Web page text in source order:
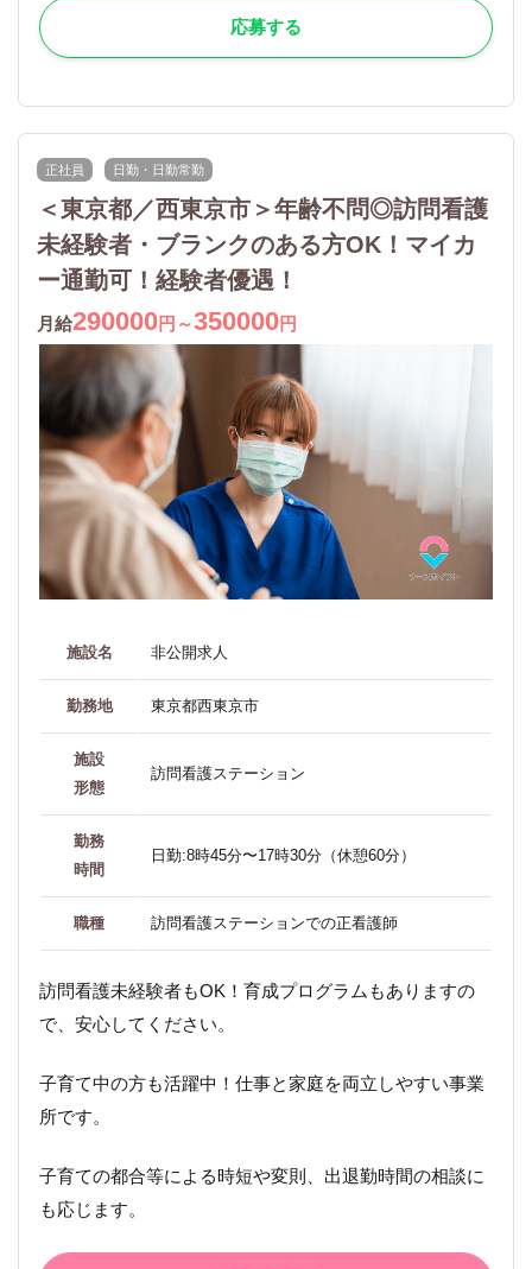
応募する
正社員 日勤・日勤常勤
＜東京都／西東京市＞年齢不問◎訪問看護
未経験者・ブランクのある方OK！マイカ
ー通勤可！経験者優遇！
月給290000円～350000円
施設名 非公開求人
勤務地 東京都西東京市
施設
形態
訪問看護ステーション
勤務
時間
日勤:8時45分〜17時30分（休憩60分）
職種 訪問看護ステーションでの正看護師
訪問看護未経験者もOK！育成プログラムもありますの
で、安心してください。
子育て中の方も活躍中！仕事と家庭を両立しやすい事業
所です。
子育ての都合等による時短や変則、出退勤時間の相談に
も応じます。